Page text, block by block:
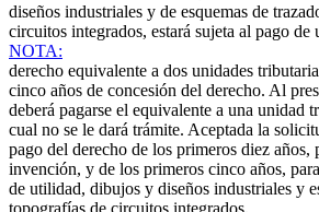
diseños industriales y de esquemas de
circuitos integrados, estará sujeta al pago de
NOTA:
derecho equivalente a dos unidades
cinco años de concesión del derecho. Al
deberá pagarse el equivalente a una unidad
cual no se le dará trámite. Aceptada la
pago del derecho de los primeros diez años,
invención, y de los primeros cinco años,
de utilidad, dibujos y diseños industriales y
topografías de circuitos integrados.